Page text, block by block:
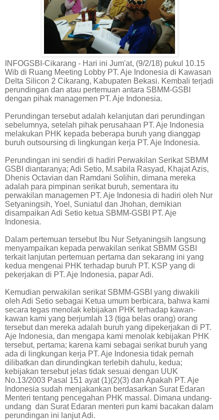
INFOGSBI-Cikarang - Hari ini Jum'at, (9/2/18) pukul 10.15
Wib di Ruang Meeting Lobby PT. Aje Indonesia di Kawasan
Delta Silicon 2 Cikarang, Kabupaten Bekasi. Kembali terjadi
perundingan dan atau pertemuan antara SBMM-GSBI
dengan pihak managemen PT. Aje Indonesia.
Perundingan tersebut adalah kelanjutan dari perundingan
sebelumnya, setelah pihak perusahaan PT. Aje Indonesia
melakukan PHK kepada beberapa buruh yang dianggap
buruh outsoursing di lingkungan kerja PT. Aje Indonesia.
Perundingan ini sendiri di hadiri Perwakilan Serikat SBMM
GSBI diantaranya; Adi Setio, M.sabila Rasyad, Khajat Azis,
Dhenis Octavian dan Ramdani Solihin, dimana mereka
adalah para pimpinan serikat buruh, sementara itu
perwakilan managemen PT. Aje Indonesia di hadiri oleh Nur
Setyaningsih, Yoel, Suniatul dan Jhohan, demikian
disampaikan Adi Setio ketua SBMM-GSBI PT. Aje
Indonesia.
Dalam pertemuan tersebut Ibu Nur Setyaningsih langsung
menyampaikan kepada perwakilan serikat SBMM GSBI
terkait lanjutan pertemuan pertama dan sekarang ini yang
kedua mengenai PHK terhadap buruh PT. KSP yang di
pekerjakan di PT. Aje Indonesia, papar Adi.
Kemudian perwakilan serikat SBMM-GSBI yang diwakili
oleh Adi Setio sebagai Ketua umum berbicara, bahwa kami
secara tegas menolak kebijakan PHK terhadap kawan-
kawan kami yang berjumlah 13 (tiga belas orang) orang
tersebut dan mereka adalah buruh yang dipekerjakan di PT.
Aje Indonesia, dan mengapa kami menolak kebijakan PHK
tersebut, pertama; karena kami sebagai serikat buruh yang
ada di lingkungan kerja PT. Aje Indonesia tidak pernah
dilibatkan dan dirundingkan terlebih dahulu, kedua;
kebijakan tersebut jelas tidak sesuai dengan UUK
No.13/2003 Pasal 151 ayat (1)(2)(3) dan Apakah PT. Aje
Indonesia sudah menjakankan berdasarkan Surat Edaran
Menteri tentang pencegahan PHK massal. Dimana undang-
undang dan Surat Edaran menteri pun kami bacakan dalam
perundingan ini lanjut Adi.